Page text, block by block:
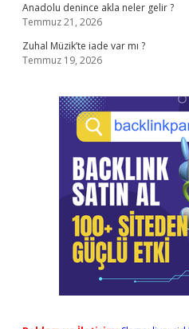
Anadolu denince akla neler gelir ?
Temmuz 21, 2026
Zuhal Müzik’te iade var mı ?
Temmuz 19, 2026